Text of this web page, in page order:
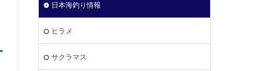
日本海釣り情報
ヒラメ
サクラマス